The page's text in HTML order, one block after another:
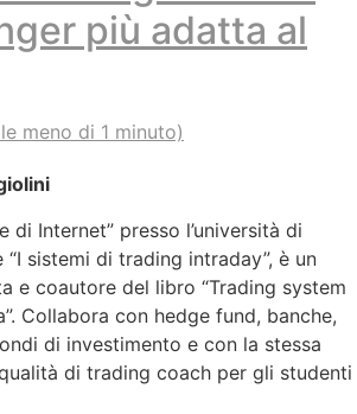
più adatta al
meno di 1 minuto)
di Internet” presso l’università di
sistemi di trading intraday”, è un
e coautore del libro “Trading system
Collabora con hedge fund, banche,
di investimento e con la stessa
di trading coach per gli studenti